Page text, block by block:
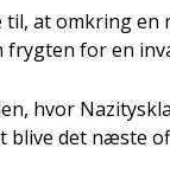
til, at omkring en
for en
hvor
bli­ve det næste